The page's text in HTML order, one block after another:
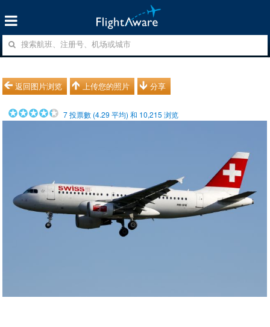
返回图片浏览 上传您的照片 分享
7投票數 (4.29 平均) 和 10,215 浏览